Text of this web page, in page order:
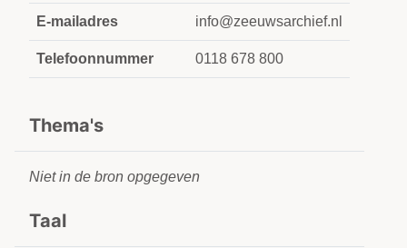
E-mailadres info@zeeuwsarchief.nl
Telefoonnummer 0118 678 800
Thema's
Niet in de bron opgegeven
Taal